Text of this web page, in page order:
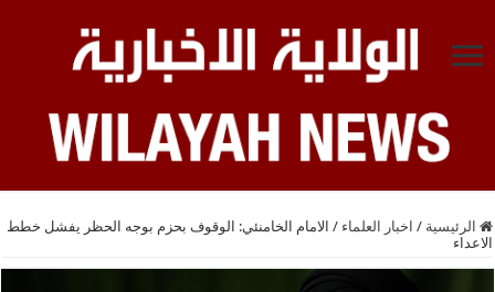
الرئيسية / اخبار العلماء / الامام الخامنئي: الوقوف بحزم بوجه الحظر يفشل خطط
الاعداء